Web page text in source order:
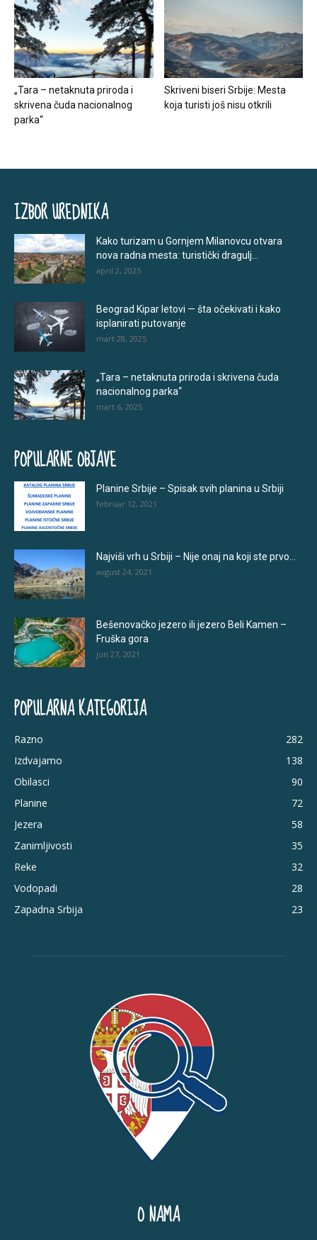
„Tara – netaknuta priroda i
skrivena čuda nacionalnog
parka“
Skriveni biseri Srbije: Mesta
koja turisti još nisu otkrili
IZBOR UREDNIKA
Kako turizam u Gornjem Milanovcu otvara
nova radna mesta: turistički dragulj...
april 2, 2025
Beograd Kipar letovi — šta očekivati i kako
isplanirati putovanje
mart 28, 2025
„Tara – netaknuta priroda i skrivena čuda
nacionalnog parka“
mart 6, 2025
POPULARNE OBJAVE
Planine Srbije – Spisak svih planina u Srbiji
februar 12, 2021
Najviši vrh u Srbiji – Nije onaj na koji ste prvo...
avgust 24, 2021
Bešenovačko jezero ili jezero Beli Kamen –
Fruška gora
jun 27, 2021
POPULARNA KATEGORIJA
Razno
282
Izdvajamo
138
Obilasci
90
Planine
72
Jezera
58
Zanimljivosti
35
Reke
32
Vodopadi
28
Zapadna Srbija
23
O NAMA